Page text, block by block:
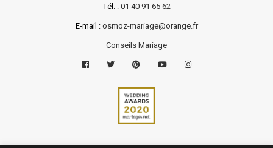
Tél. :01 40 91 65 62
E-mail :osmoz-mariage@orange.fr
Conseils Mariage